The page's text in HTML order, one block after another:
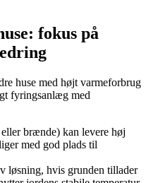
fokus på
huse med højt varmeforbrug
fyringsanlæg med
brænde) kan levere høj
med god plads til
løsning, hvis grunden tillader